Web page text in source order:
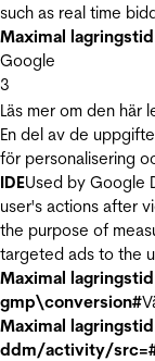
such as real time
Maximal lagringstid
Google
3
Läs mer om den här
En del av de
för personalisering
IDEUsed by Google
user's actions after
the purpose of
targeted ads to the
Maximal lagringstid
gmp\conversion#
Maximal lagringstid
ddm/activity/